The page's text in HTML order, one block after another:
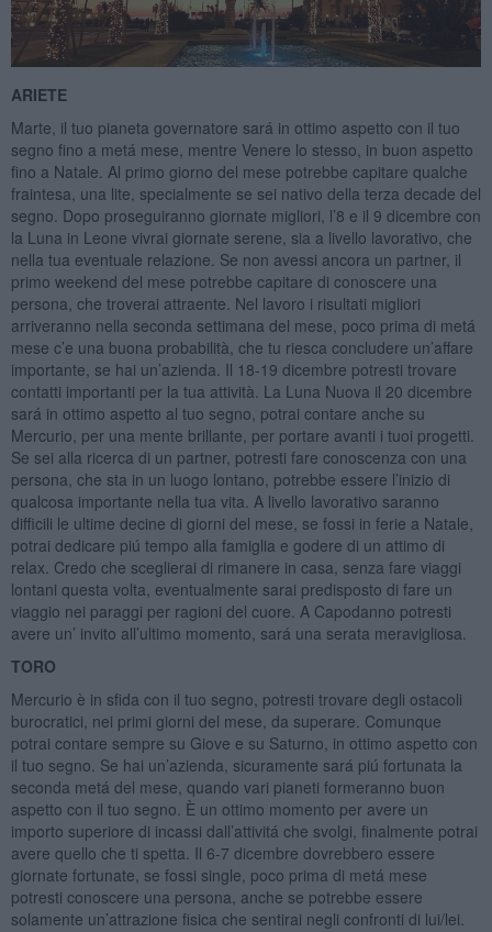
ARIETE
Marte, il tuo pianeta governatore sará in ottimo aspetto con il tuo
segno fino a metá mese, mentre Venere lo stesso, in buon aspetto
fino a Natale. Al primo giorno del mese potrebbe capitare qualche
fraintesa, una lite, specialmente se sei nativo della terza decade del
segno. Dopo proseguiranno giornate migliori, l’8 e il 9 dicembre con
la Luna in Leone vivrai giornate serene, sia a livello lavorativo, che
nella tua eventuale relazione. Se non avessi ancora un partner, il
primo weekend del mese potrebbe capitare di conoscere una
persona, che troverai attraente. Nel lavoro i risultati migliori
arriveranno nella seconda settimana del mese, poco prima di metá
mese c’e una buona probabilità, che tu riesca concludere un’affare
importante, se hai un’azienda. Il 18-19 dicembre potresti trovare
contatti importanti per la tua attività. La Luna Nuova il 20 dicembre
sará in ottimo aspetto al tuo segno, potrai contare anche su
Mercurio, per una mente brillante, per portare avanti i tuoi progetti.
Se sei alla ricerca di un partner, potresti fare conoscenza con una
persona, che sta in un luogo lontano, potrebbe essere l’inizio di
qualcosa importante nella tua vita. A livello lavorativo saranno
difficili le ultime decine di giorni del mese, se fossi in ferie a Natale,
potrai dedicare piú tempo alla famiglia e godere di un attimo di
relax. Credo che sceglierai di rimanere in casa, senza fare viaggi
lontani questa volta, eventualmente sarai predisposto di fare un
viaggio nei paraggi per ragioni del cuore. A Capodanno potresti
avere un’ invito all’ultimo momento, sará una serata meravigliosa.
TORO
Mercurio è in sfida con il tuo segno, potresti trovare degli ostacoli
burocratici, nei primi giorni del mese, da superare. Comunque
potrai contare sempre su Giove e su Saturno, in ottimo aspetto con
il tuo segno. Se hai un’azienda, sicuramente sará piú fortunata la
seconda metá del mese, quando vari pianeti formeranno buon
aspetto con il tuo segno. È un ottimo momento per avere un
importo superiore di incassi dall’attivitá che svolgi, finalmente potrai
avere quello che ti spetta. Il 6-7 dicembre dovrebbero essere
giornate fortunate, se fossi single, poco prima di metá mese
potresti conoscere una persona, anche se potrebbe essere
solamente un’attrazione fisica che sentirai negli confronti di lui/lei.